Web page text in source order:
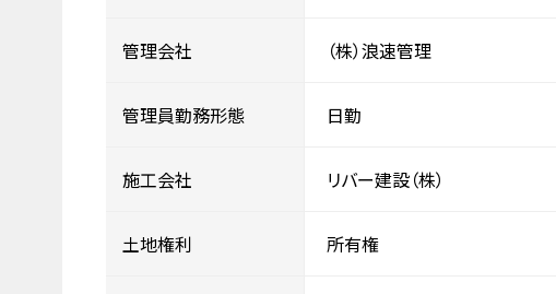
管理会社 （株）浪速管理
管理員勤務形態 日勤
施工会社 リバー建設（株）
土地権利 所有権